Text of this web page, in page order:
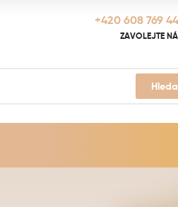
+420 608 769
ZAVOLEJTE